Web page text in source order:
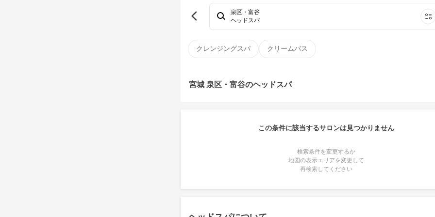
クレンジングスパ クリームバス
泉区・富谷
ヘッドスパ
宮城 泉区・富谷のヘッドスパ
この条件に該当するサロンは見つかりません
検索条件を変更するか
地図の表示エリアを変更して
再検索してください